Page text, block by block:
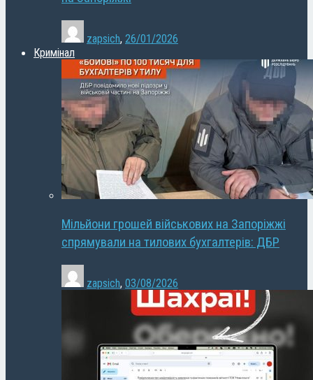
zapsich, 26/01/2026
Кримінал
Мільйони грошей військових на Запоріжжі
спрямували на тилових бухгалтерів: ДБР
zapsich, 03/08/2026